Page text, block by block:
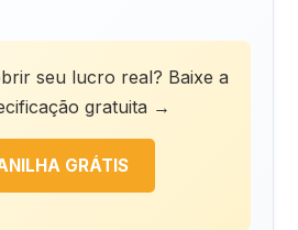
seu lucro real? Baixe a
gratuita →
GRÁTIS